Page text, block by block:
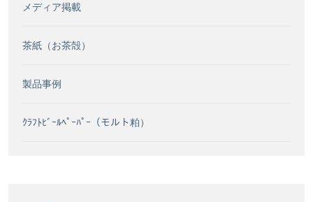
メディア掲載
茶紙（お茶殻）
製品事例
ｸﾗﾌﾄﾋﾞｰﾙﾍﾟｰﾊﾟｰ（モルト粕）